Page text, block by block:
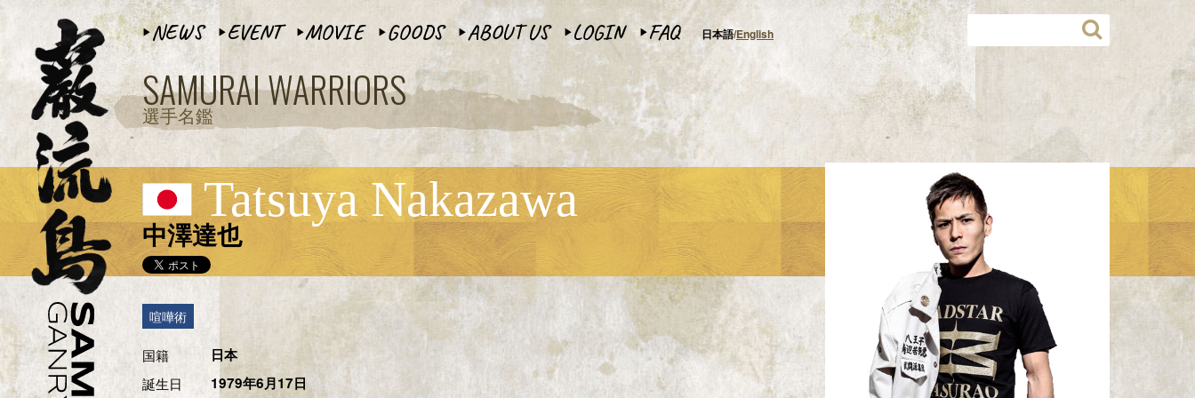
▶︎NEWS ▶︎ EVENT ▶︎MOVIE ▶︎ GOODS ▶︎ABOUT US ▶︎ LOGIN ▶︎FAQ 日本語English
SAMURAI WARRIORS
選手名鑑
Tatsuya Nakazawa
中澤達也
喧嘩術
国籍
日本
誕生日
1979年6月17日